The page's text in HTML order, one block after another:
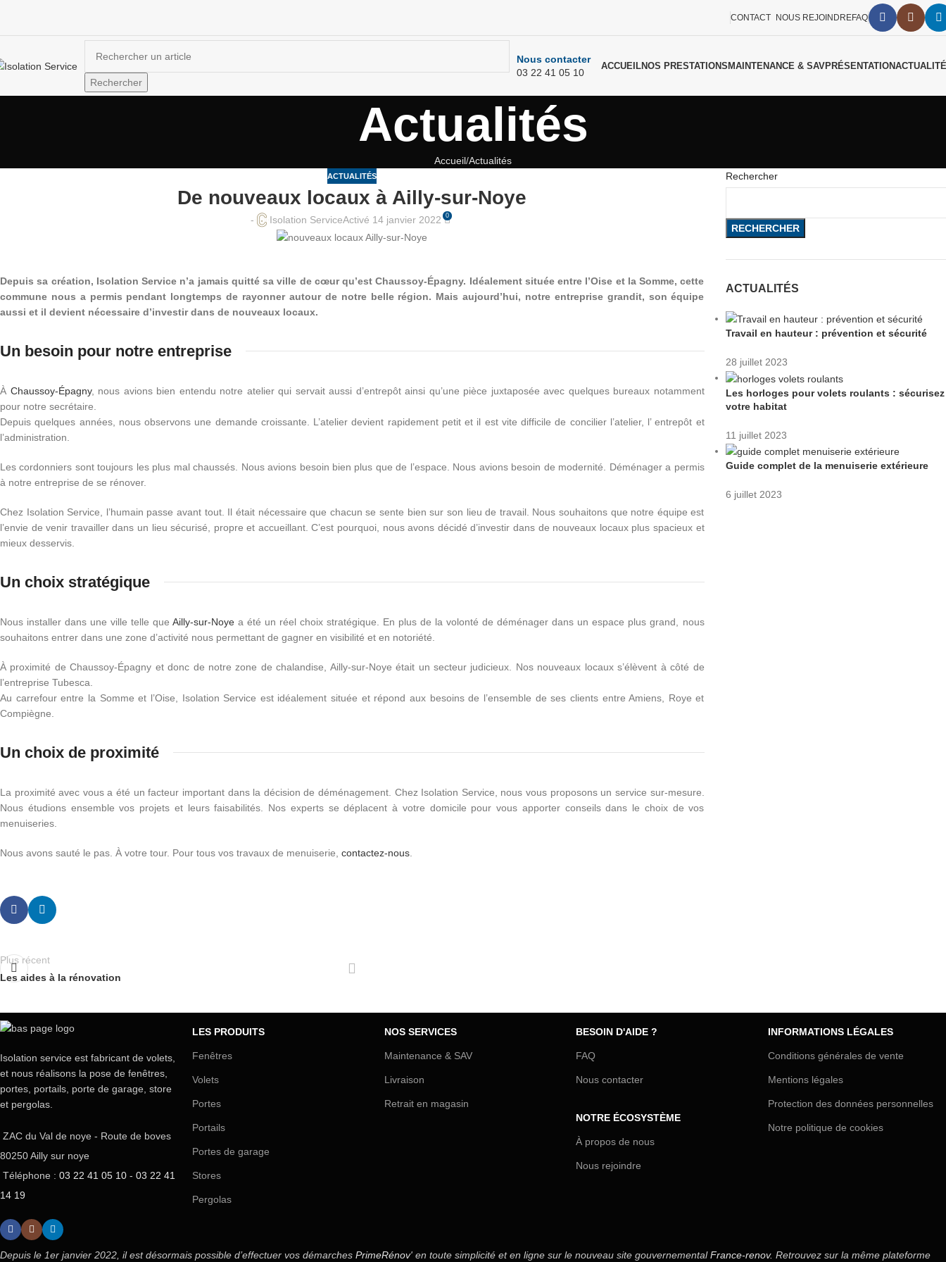
CONTACT NOUS REJOINDREFAQ
Rechercher
Nous contacter
03 22 41 05 10
ACCUEILNOS PRESTATIONS MAINTENANCE & SAVPRÉSENTATION
Actualités
Accueil Actualités
ACTUALITÉS
De nouveaux locaux à Ailly-sur-Noye
- Isolation ServiceActivé 14 janvier 2022 0
Depuis sa création, Isolation Service n’a jamais quitté sa ville de cœur qu’est Chaussoy-Épagny. Idéalement située entre l’Oise et la Somme, cette
commune nous a permis pendant longtemps de rayonner autour de notre belle région. Mais aujourd’hui, notre entreprise grandit, son équipe
aussi et il devient nécessaire d’investir dans de nouveaux locaux.
Un besoin pour notre entreprise
À Chaussoy-Épagny, nous avions bien entendu notre atelier qui servait aussi d’entrepôt ainsi qu’une pièce juxtaposée avec quelques bureaux notamment
pour notre secrétaire.
Depuis quelques années, nous observons une demande croissante. L’atelier devient rapidement petit et il est vite difficile de concilier l’atelier, l’ entrepôt et
l’administration.
Les cordonniers sont toujours les plus mal chaussés. Nous avions besoin bien plus que de l’espace. Nous avions besoin de modernité. Déménager a permis
à notre entreprise de se rénover.
Chez Isolation Service, l’humain passe avant tout. Il était nécessaire que chacun se sente bien sur son lieu de travail. Nous souhaitons que notre équipe est
l’envie de venir travailler dans un lieu sécurisé, propre et accueillant. C’est pourquoi, nous avons décidé d’investir dans de nouveaux locaux plus spacieux et
mieux desservis.
Un choix stratégique
Nous installer dans une ville telle queAilly-sur-Noye a été un réel choix stratégique. En plus de la volonté de déménager dans un espace plus grand, nous
souhaitons entrer dans une zone d’activité nous permettant de gagner en visibilité et en notoriété.
À proximité de Chaussoy-Épagny et donc de notre zone de chalandise, Ailly-sur-Noye était un secteur judicieux. Nos nouveaux locaux s’élèvent à côté de
l’entreprise Tubesca.
Au carrefour entre la Somme et l’Oise, Isolation Service est idéalement située et répond aux besoins de l’ensemble de ses clients entre Amiens, Roye et
Compiègne.
Un choix de proximité
La proximité avec vous a été un facteur important dans la décision de déménagement. Chez Isolation Service, nous vous proposons un service sur-mesure.
Nous étudions ensemble vos projets et leurs faisabilités. Nos experts se déplacent à votre domicile pour vous apporter conseils dans le choix de vos
menuiseries.
Nous avons sauté le pas. À votre tour. Pour tous vos travaux de menuiserie, contactez-nous
Plus récent
Les aides à la rénovation
Rechercher
RECHERCHER
ACTUALITÉS
Travail en hauteur : prévention et sécurité
28 juillet 2023
Les horloges pour volets roulants : sécurisez
votre habitat
11 juillet 2023
Guide complet de la menuiserie extérieure
6 juillet 2023
Isolation service est fabricant de volets,
et nous réalisons la pose de fenêtres,
portes, portails, porte de garage, store
et pergolas.
ZAC du Val de noye - Route de boves
80250 Ailly sur noye
Téléphone : 03 22 41 05 10 - 03 22 41
14 19
LES PRODUITS
Fenêtres
Volets
Portes
Portails
Portes de garage
Stores
Pergolas
NOS SERVICES
Maintenance & SAV
Livraison
Retrait en magasin
BESOIN D'AIDE ?
FAQ
Nous contacter
NOTRE ÉCOSYSTÈME
À propos de nous
Nous rejoindre
INFORMATIONS LÉGALES
Conditions générales de vente
Mentions légales
Protection des données personnelles
Notre politique de cookies
Depuis le 1er janvier 2022, il est désormais possible d’effectuer vos démarches PrimeRénov' en toute simplicité et en ligne sur le nouveau site gouvernementalFrance-renov. Retrouvez sur la même plateforme